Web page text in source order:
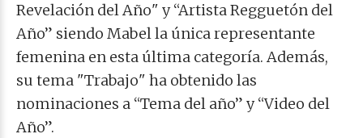
Revelación del Año" y “Artista Regguetón del
Año” siendo Mabel la única representante
femenina en esta última categoría. Además,
su tema "Trabajo" ha obtenido las
nominaciones a “Tema del año” y “Video del
Año”.